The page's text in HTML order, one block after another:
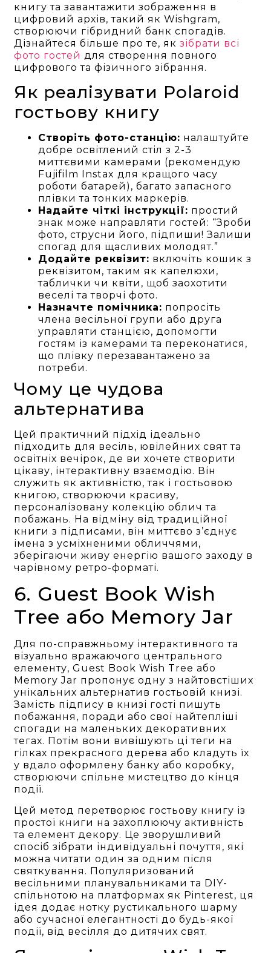
книгу та завантажити зображення в
цифровий архів, такий як Wishgram,
створюючи гібридний банк спогадів.
Дізнайтеся більше про те, якзібрати всі
фото гостей для створення повного
цифрового та фізичного зібрання.
Як реалізувати Polaroid
гостьову книгу
Створіть фото-станцію: налаштуйте
добре освітлений стіл з 2-3
миттєвими камерами (рекомендую
Fujifilm Instax для кращого часу
роботи батарей), багато запасного
плівки та тонких маркерів.
Надайте чіткі інструкції: простий
знак може направляти гостей: “Зроби
фото, струсни його, підпиши! Залиши
спогад для щасливих молодят.”
Додайте реквізит: включіть кошик з
реквізитом, таким як капелюхи,
таблички чи квіти, щоб заохотити
веселі та творчі фото.
Назначте помічника: попросіть
члена весільної групи або друга
управляти станцією, допомогти
гостям із камерами та переконатися,
що плівку перезавантажено за
потреби.
Чому це чудова
альтернатива
Цей практичний підхід ідеально
підходить для весіль, ювілейних свят та
освітніх вечірок, де ви хочете створити
цікаву, інтерактивну взаємодію. Він
служить як активністю, так і гостьовою
книгою, створюючи красиву,
персоналізовану колекцію облич та
побажань. На відміну від традиційної
книги з підписами, він миттєво з’єднує
імена з усміхненими обличчями,
зберігаючи живу енергію вашого заходу в
чарівному ретро-форматі.
6. Guest Book Wish
Tree або Memory Jar
Для по-справжньому інтерактивного та
візуально вражаючого центрального
елементу, Guest Book Wish Tree або
Memory Jar пропонує одну з найтовстіших
унікальних альтернатив гостьовій книзі.
Замість підпису в книзі гості пишуть
побажання, поради або свої найтепліші
спогади на маленьких декоративних
тегах. Потім вони вивішують ці теги на
гілках прекрасного дерева або кладуть їх
у вдало оформлену банку або коробку,
створюючи спільне мистецтво до кінця
події.
Цей метод перетворює гостьову книгу із
простої книги на захоплюючу активність
та елемент декору. Це зворушливий
спосіб зібрати індивідуальні почуття, які
можна читати один за одним після
святкування. Популяризований
весільними планувальниками та DIY-
спільнотою на платформах як Pinterest, ця
ідея додає нотку рустикального шарму
або сучасної елегантності до будь-якої
події, від весілля до дитячих свят.